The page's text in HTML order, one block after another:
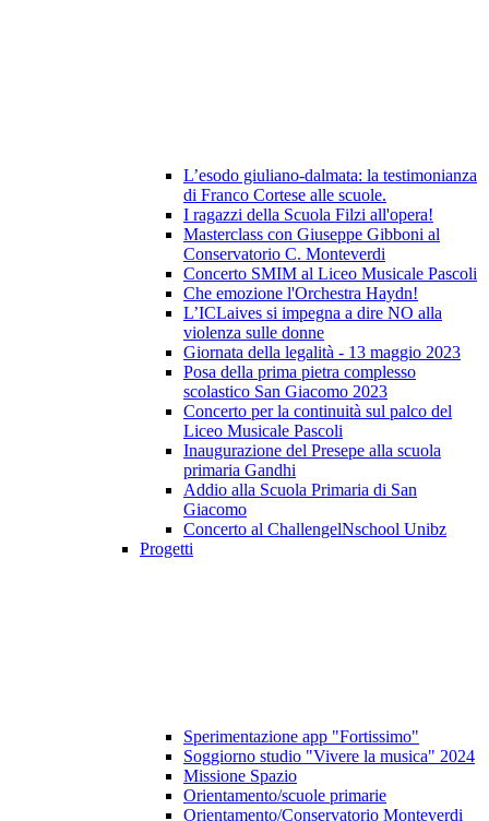
L’esodo giuliano-dalmata: la testimonianza
di Franco Cortese alle scuole.
I ragazzi della Scuola Filzi all'opera!
Masterclass con Giuseppe Gibboni al
Conservatorio C. Monteverdi
Concerto SMIM al Liceo Musicale Pascoli
Che emozione l'Orchestra Haydn!
L’ICLaives si impegna a dire NO alla
violenza sulle donne
Giornata della legalità - 13 maggio 2023
Posa della prima pietra complesso
scolastico San Giacomo 2023
Concerto per la continuità sul palco del
Liceo Musicale Pascoli
Inaugurazione del Presepe alla scuola
primaria Gandhi
Addio alla Scuola Primaria di San
Giacomo
Concerto al ChallengelNschool Unibz
Progetti
Sperimentazione app "Fortissimo"
Soggiorno studio "Vivere la musica" 2024
Missione Spazio
Orientamento/scuole primarie
Orientamento/Conservatorio Monteverdi